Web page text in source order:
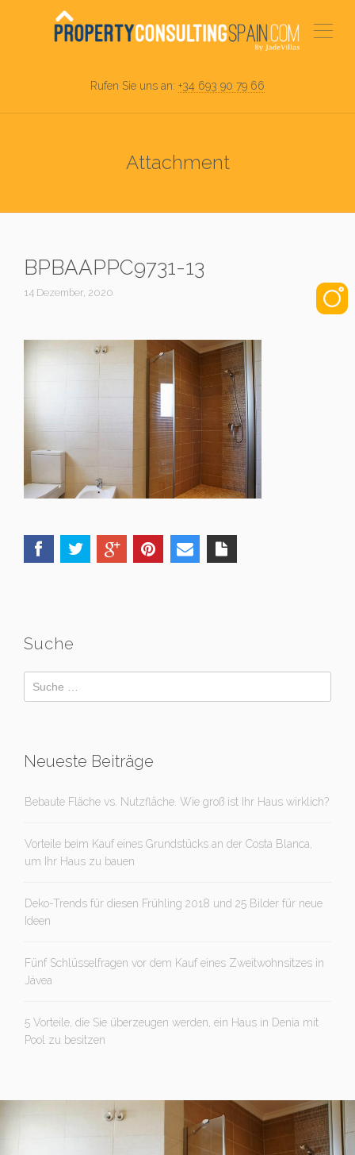
Rufen Sie uns an: +34 693 90 79 66
Attachment
BPBAAPPC9731-13
14 Dezember, 2020
Suche
Neueste Beiträge
Bebaute Fläche vs. Nutzfläche. Wie groß ist Ihr Haus wirklich?
Vorteile beim Kauf eines Grundstücks an der Costa Blanca,
um Ihr Haus zu bauen
Deko-Trends für diesen Frühling 2018 und 25 Bilder für neue
Ideen
Fünf Schlüsselfragen vor dem Kauf eines Zweitwohnsitzes in
Jávea
5 Vorteile, die Sie überzeugen werden, ein Haus in Denia mit
Pool zu besitzen